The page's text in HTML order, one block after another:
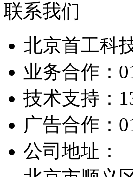
联系我们
北京首工科
业务合作：
技术支持：
广告合作：
公司地址：